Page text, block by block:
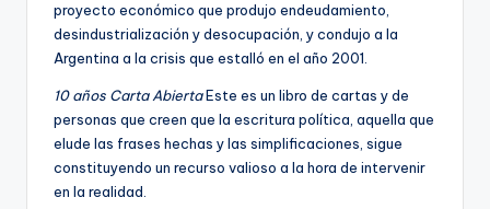
proyecto económico que produjo endeudamiento,
desindustrialización y desocupación, y condujo a la
Argentina a la crisis que estalló en el año 2001.
10 años Carta AbiertaEste es un libro de cartas y de
personas que creen que la escritura política, aquella que
elude las frases hechas y las simplificaciones, sigue
constituyendo un recurso valioso a la hora de intervenir
en la realidad.